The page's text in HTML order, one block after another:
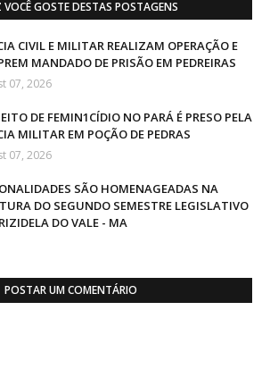
VOCÊ GOSTE DESTAS POSTAGENS
CIVIL E MILITAR REALIZAM OPERAÇÃO E
MANDADO DE PRISÃO EM PEDREIRAS
07, 2026
DE FEMIN1CÍDIO NO PARÁ É PRESO PELA
MILITAR EM POÇÃO DE PEDRAS
07, 2026
SÃO HOMENAGEADAS NA
DO SEGUNDO SEMESTRE LEGISLATIVO
DO VALE - MA
POSTAR UM COMENTÁRIO